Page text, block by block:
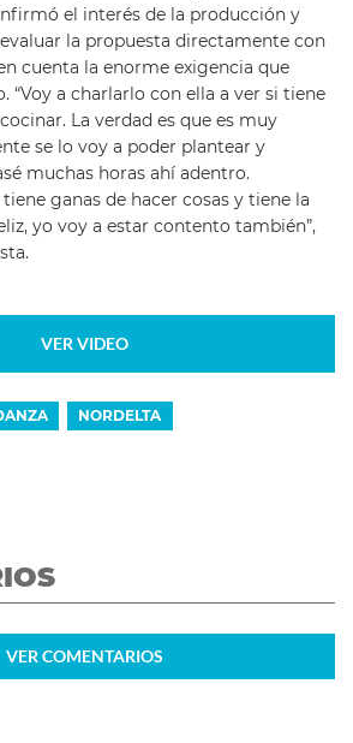
el interés de la producción y
la propuesta directamente con
cuenta la enorme exigencia que
“Voy a charlarlo con ella a ver si tiene
La verdad es que es muy
se lo voy a poder plantear y
muchas horas ahí adentro.
ganas de hacer cosas y tiene la
yo voy a estar contento también”,
VER VIDEO
NORDELTA
VERCOMENTARIOS